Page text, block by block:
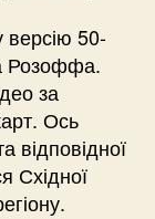
версію 50-
Розоффа.
за
Ось
відповідної
Східної